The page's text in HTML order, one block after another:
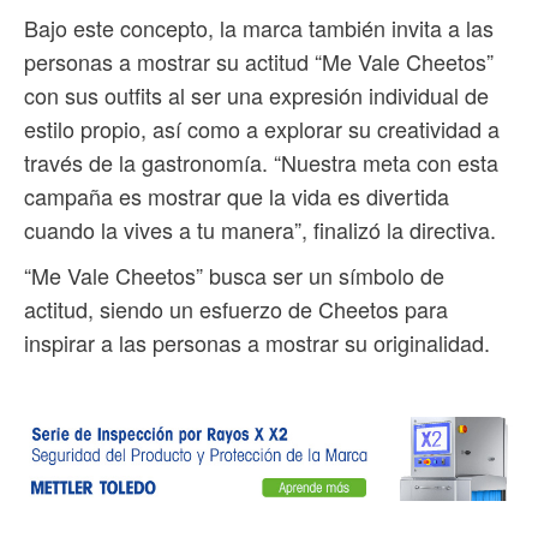
Bajo este concepto, la marca también invita a las
personas a mostrar su actitud “Me Vale Cheetos”
con sus outfits al ser una expresión individual de
estilo propio, así como a explorar su creatividad a
través de la gastronomía. “Nuestra meta con esta
campaña es mostrar que la vida es divertida
cuando la vives a tu manera”, finalizó la directiva.
“Me Vale Cheetos” busca ser un símbolo de
actitud, siendo un esfuerzo de Cheetos para
inspirar a las personas a mostrar su originalidad.